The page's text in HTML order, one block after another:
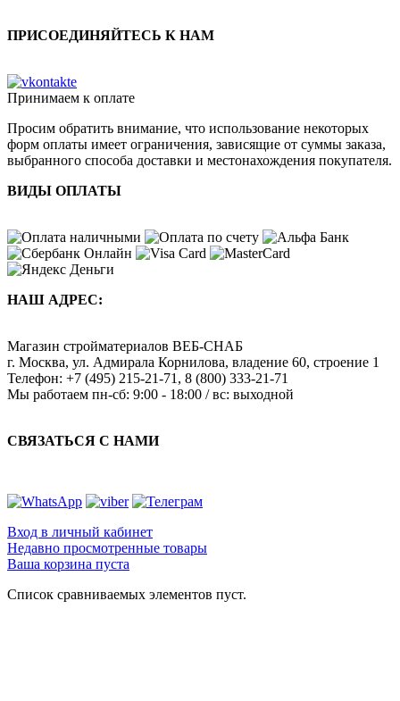
ПРИСОЕДИНЯЙТЕСЬ К НАМ
Принимаем к оплате
Просим обратить внимание, что использование некоторых
форм оплаты имеет ограничения, зависящие от суммы заказа,
выбранного способа доставки и местонахождения покупателя.
ВИДЫ ОПЛАТЫ
НАШ АДРЕС:
Магазин стройматериалов ВЕБ-СНАБ
г. Москва, ул. Адмирала Корнилова, владение 60, строение 1
Телефон: +7 (495) 215-21-71 , 8 (800) 333-21-71
Мы работаем пн-сб: 9:00 - 18:00 / вс: выходной
СВЯЗАТЬСЯ С НАМИ
Вход в личный кабинет
Недавно просмотренные товары
Ваша корзина пуста
Список сравниваемых элементов пуст.